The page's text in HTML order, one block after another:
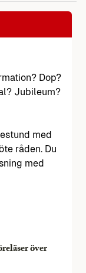
Dop?
Jubileum?
med
råden. Du
med
över